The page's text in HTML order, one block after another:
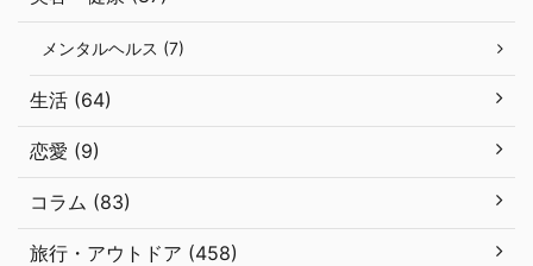
メンタルヘルス (7)
生活 (64)
恋愛 (9)
コラム (83)
旅行・アウトドア (458)